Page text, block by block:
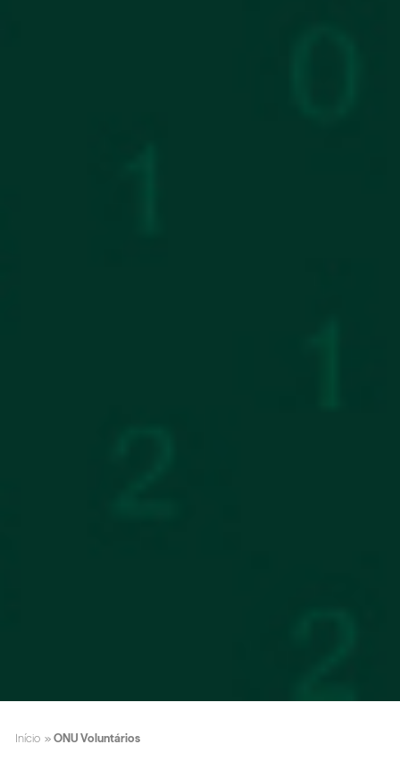
Início » ONU Voluntários